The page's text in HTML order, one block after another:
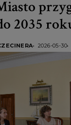
2035
2026-05-30